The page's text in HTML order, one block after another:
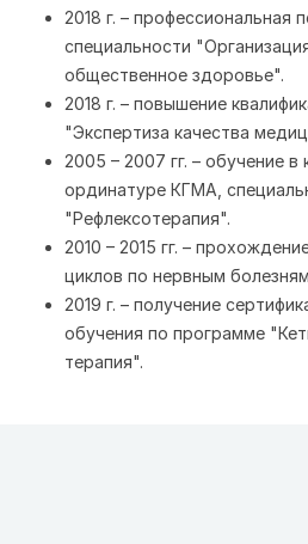
2018 г. – профессиональная
специальности
общественное здоровье".
2018 г. – повышение
"Экспертиза качества
2005 – 2007 гг. – обучение в
ординатуре КГМА,
"Рефлексотерапия".
2010 – 2015 гг. –
циклов по нервным
2019 г. – получение
обучения по программе
терапия".